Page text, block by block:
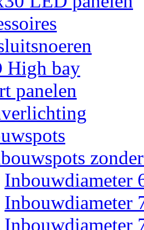
High bay
panelen
Inbouwdiameter
Inbouwdiameter
Inbouwdiameter